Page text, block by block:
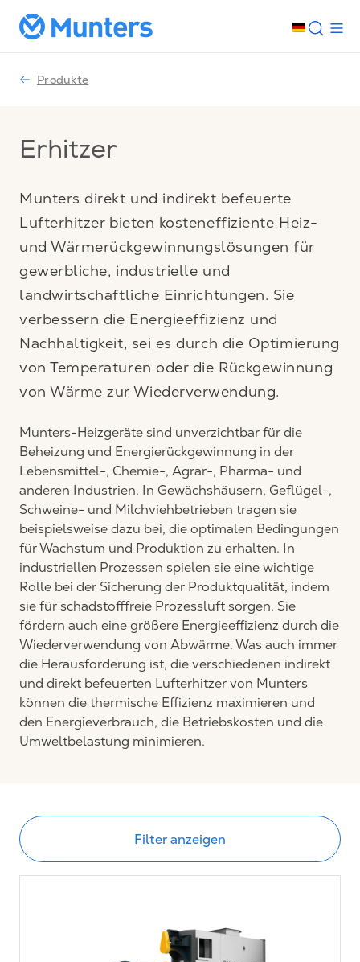
Produkte
Erhitzer
Munters direkt und indirekt befeuerte
Lufterhitzer bieten kosteneffiziente Heiz-
und Wärmerückgewinnungslösungen für
gewerbliche, industrielle und
landwirtschaftliche Einrichtungen. Sie
verbessern die Energieeffizienz und
Nachhaltigkeit, sei es durch die Optimierung
von Temperaturen oder die Rückgewinnung
von Wärme zur Wiederverwendung.
Munters-Heizgeräte sind unverzichtbar für die
Beheizung und Energierückgewinnung in der
Lebensmittel-, Chemie-, Agrar-, Pharma- und
anderen Industrien. In Gewächshäusern, Geflügel-,
Schweine- und Milchviehbetrieben tragen sie
beispielsweise dazu bei, die optimalen Bedingungen
für Wachstum und Produktion zu erhalten. In
industriellen Prozessen spielen sie eine wichtige
Rolle bei der Sicherung der Produktqualität, indem
sie für schadstofffreie Prozessluft sorgen. Sie
fördern auch eine größere Energieeffizienz durch die
Wiederverwendung von Abwärme. Was auch immer
die Herausforderung ist, die verschiedenen indirekt
und direkt befeuerten Lufterhitzer von Munters
können die thermische Effizienz maximieren und
den Energieverbrauch, die Betriebskosten und die
Umweltbelastung minimieren.
Filter anzeigen